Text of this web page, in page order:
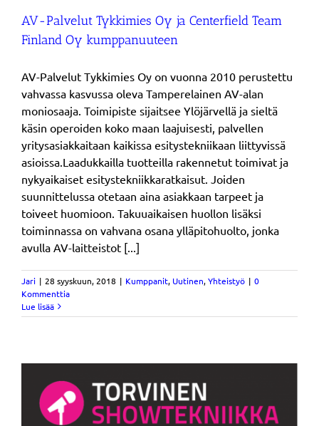
AV-Palvelut Tykkimies Oy ja Centerfield Team
Finland Oy kumppanuuteen
AV-Palvelut Tykkimies Oy on vuonna 2010 perustettu
vahvassa kasvussa oleva Tamperelainen AV-alan
moniosaaja. Toimipiste sijaitsee Ylöjärvellä ja sieltä
käsin operoiden koko maan laajuisesti, palvellen
yritysasiakkaitaan kaikissa esitystekniikaan liittyvissä
asioissa.Laadukkailla tuotteilla rakennetut toimivat ja
nykyaikaiset esitystekniikkaratkaisut. Joiden
suunnittelussa otetaan aina asiakkaan tarpeet ja
toiveet huomioon. Takuuaikaisen huollon lisäksi
toiminnassa on vahvana osana ylläpitohuolto, jonka
avulla AV-laitteistot [...]
Jari | 28 syyskuun, 2018 | Kumppanit, Uutinen,Yhteistyö | 0
Kommenttia
Lue lisää